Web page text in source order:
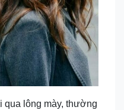
qua lông mày, thường